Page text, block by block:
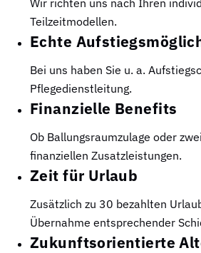
Teilzeitmodellen.
Echte
Bei uns haben Sie u. a.
Pflegedienstleitung.
Finanzielle Benefits
Ob Ballungsraumzulage oder
finanziellen Zusatzleistungen.
Zeit für Urlaub
Zusätzlich zu 30 bezahlten
Übernahme entsprechender
Zukunftsorientierte